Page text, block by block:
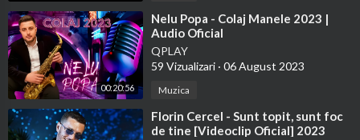
00:20:56
⁣Nelu Popa - Colaj Manele 2023 |
Audio Oficial
QPLAY
59 Vizualizari · 06 August 2023
Muzica
⁣Florin Cercel - Sunt topit, sunt foc
de tine [Videoclip Oficial] 2023